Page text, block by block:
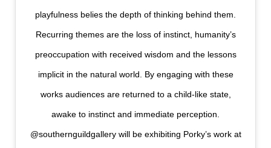
playfulness belies the depth of thinking behind them.
Recurring themes are the loss of instinct, humanity’s
preoccupation with received wisdom and the lessons
implicit in the natural world. By engaging with these
works audiences are returned to a child-like state,
awake to instinct and immediate perception.
@southernguildgallery will be exhibiting Porky’s work at